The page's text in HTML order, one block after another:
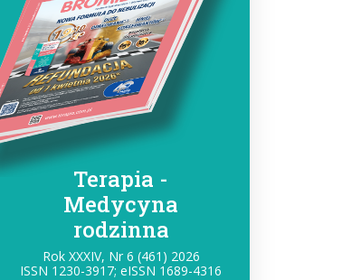
Terapia -
Medycyna
rodzinna
Rok XXXIV, Nr 6 (461) 2026
ISSN 1230-3917; eISSN 1689-4316